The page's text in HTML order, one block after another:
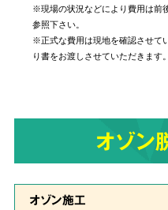
当社では個人・法人
るご依頼にお応えし
る賃貸物件やホテル
6 原状回復・
リフォーム
※現場の状況などにより費用は前
参照下さい。
※正式な費用は現地を確認させて
り書をお渡しさせていただきます。
オゾン
オゾン施工